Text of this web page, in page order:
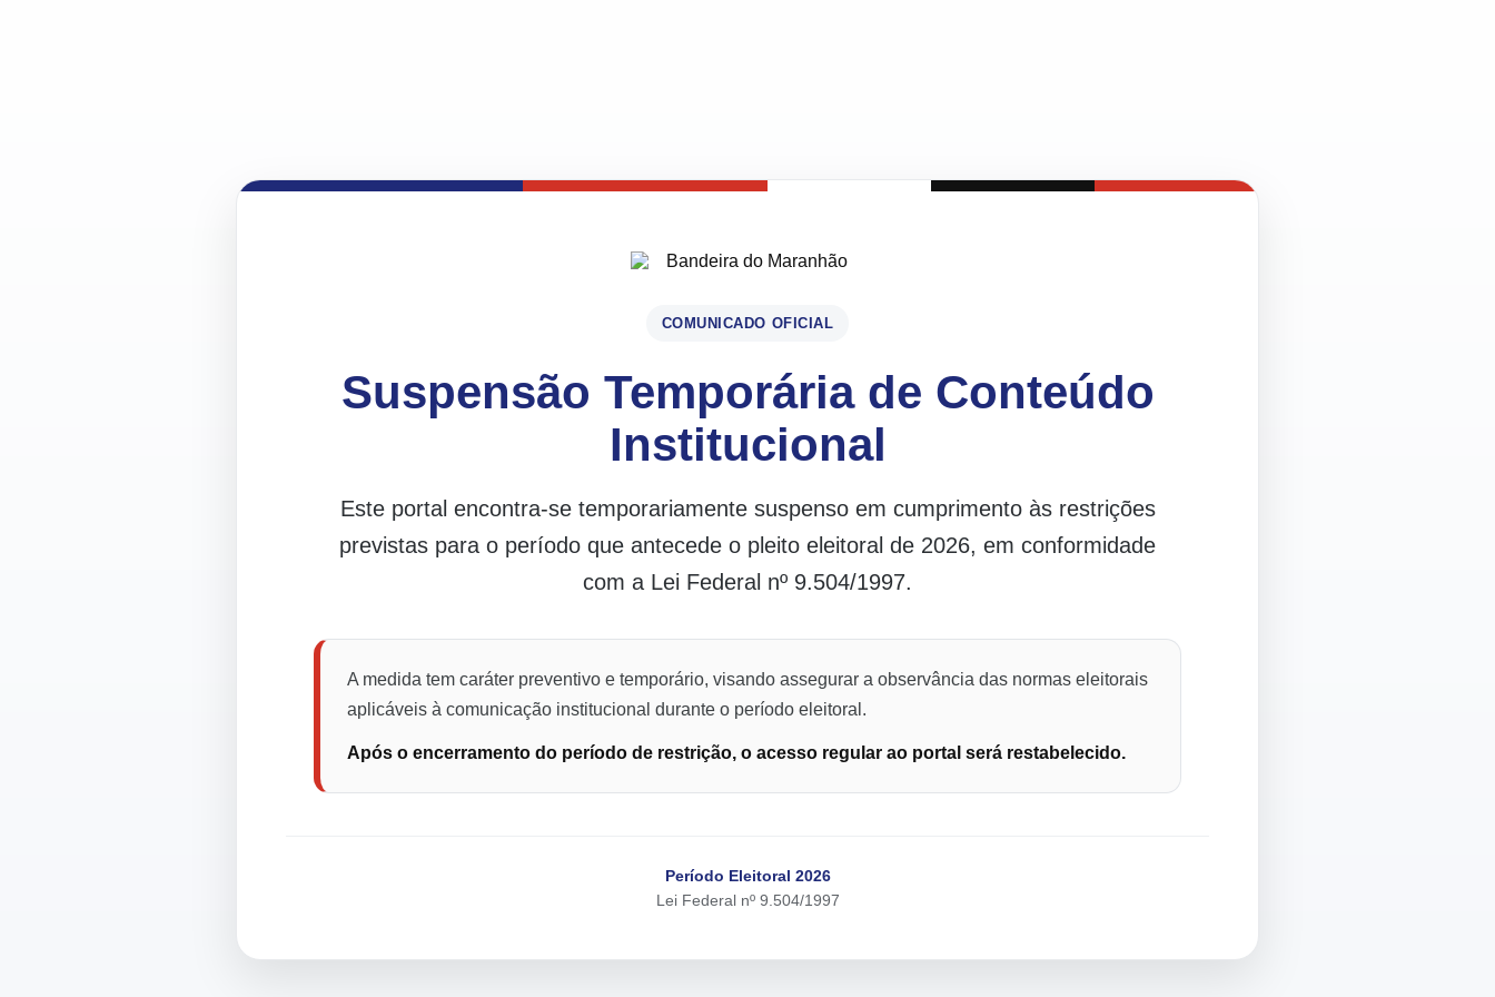
COMUNICADO OFICIAL
Suspensão Temporária de Conteúdo
Institucional
Este portal encontra-se temporariamente suspenso em cumprimento às restrições
previstas para o período que antecede o pleito eleitoral de 2026, em conformidade
com a Lei Federal nº 9.504/1997.
A medida tem caráter preventivo e temporário, visando assegurar a observância das normas eleitorais
aplicáveis à comunicação institucional durante o período eleitoral.
Após o encerramento do período de restrição, o acesso regular ao portal será restabelecido.
Período Eleitoral 2026
Lei Federal nº 9.504/1997